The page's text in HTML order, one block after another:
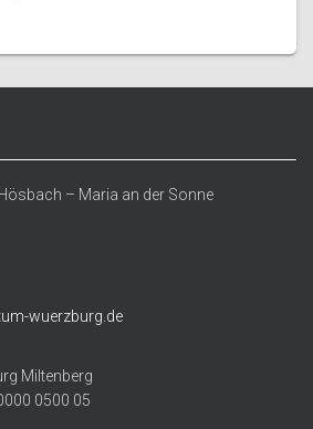
– Maria an der Sonne
wuerzburg.de
Miltenberg
0500 05